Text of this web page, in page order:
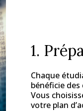
1.
Chaque
bénéficie
Vous
votre plan